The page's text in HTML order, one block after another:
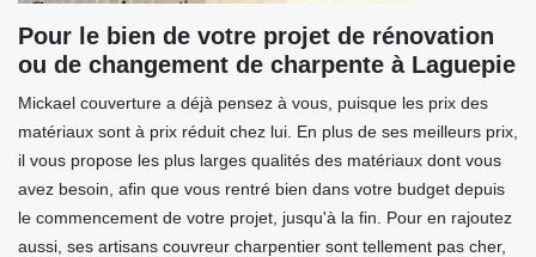
Pour le bien de votre projet de rénovation
ou de changement de charpente à Laguepie
Mickael couverture a déjà pensez à vous, puisque les prix des
matériaux sont à prix réduit chez lui. En plus de ses meilleurs prix,
il vous propose les plus larges qualités des matériaux dont vous
avez besoin, afin que vous rentré bien dans votre budget depuis
le commencement de votre projet, jusqu'à la fin. Pour en rajoutez
aussi, ses artisans couvreur charpentier sont tellement pas cher,